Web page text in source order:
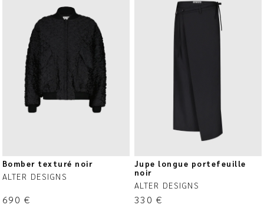
Bomber texturé noir
ALTER DESIGNS
690 €
Jupe longue portefeuille
noir
ALTER DESIGNS
330 €